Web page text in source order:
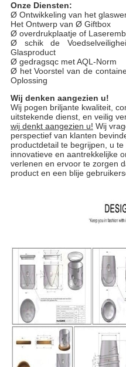
Onze Diensten:
Ø Ontwikkeling van het
Het Ontwerp van Ø Giftbox
Ø overdrukplaatje of
Ø schik de
Glasproduct
Ø gedragsqc met AQL-Norm
Ø het Voorstel van de
Oplossing
Wij denken aangezien u!
Wij pogen briljante kwaliteit,
uitstekende dienst, en veilig
wij denkt aangezien u! Wij
perspectief van klanten
productdetail te begrijpen, u
innovatieve en aantrekkelijke
verlenen en ervoor te zorgen
product en een blije